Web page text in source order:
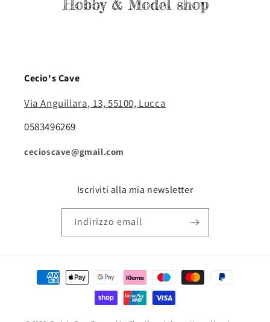
Cecio's Cave
Via Anguillara, 13, 55100, Lucca
0583496269
cecioscave@gmail.com
Iscriviti alla mia newsletter
Indirizzo email
Metodi